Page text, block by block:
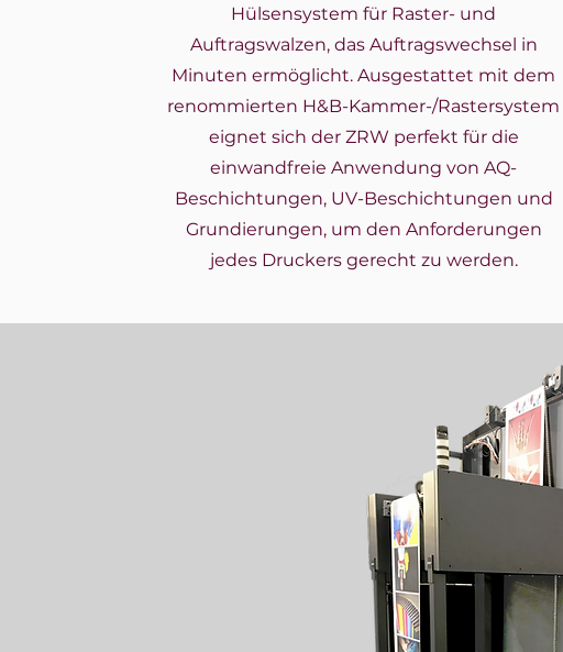
Hülsensystem für Raster- und
Auftragswalzen, das Auftragswechsel in
Minuten ermöglicht. Ausgestattet mit dem
renommierten H&B-Kammer-/Rastersystem
eignet sich der ZRW perfekt für die
einwandfreie Anwendung von AQ-
Beschichtungen, UV-Beschichtungen und
Grundierungen, um den Anforderungen
jedes Druckers gerecht zu werden.